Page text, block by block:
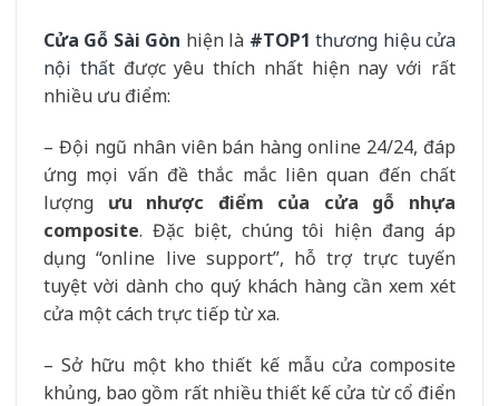
Cửa Gỗ Sài Gòn hiện là #TOP1 thương hiệu cửa
nội thấtđược yêu thích nhất hiện nay với rất
nhiều ưu điểm:
– Đội ngũ nhân viên bán hàng online 24/24, đáp
ứng mọi vấn đề thắc mắc liên quan đến chất
lượng ưu nhược điểm của cửa gỗ nhựa
composite. Đặc biệt, chúng tôi hiện đang áp
dụng “online live support”, hỗ trợ trực tuyến
tuyệt vời dành cho quý khách hàng cần xem xét
cửa một cách trực tiếp từ xa.
– Sở hữu một kho thiết kế mẫu cửa composite
khủng, bao gồm rất nhiều thiết kế cửa từ cổ điển